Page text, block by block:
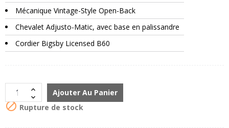
Mécanique Vintage-Style Open-Back
Chevalet Adjusto-Matic, avec base en palissandre
Cordier Bigsby Licensed B60
Ajouter Au Panier
 Rupture de stock